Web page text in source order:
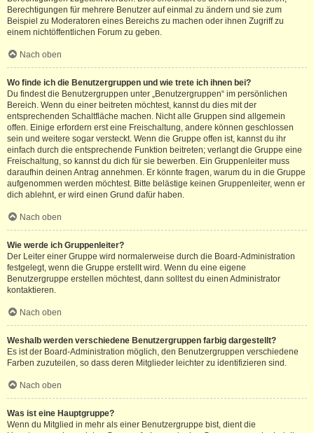
Berechtigungen für mehrere Benutzer auf einmal zu ändern und sie zum
Beispiel zu Moderatoren eines Bereichs zu machen oder ihnen Zugriff zu
einem nichtöffentlichen Forum zu geben.
Nach oben
Wo finde ich die Benutzergruppen und wie trete ich ihnen bei?
Du findest die Benutzergruppen unter „Benutzergruppen“ im persönlichen
Bereich. Wenn du einer beitreten möchtest, kannst du dies mit der
entsprechenden Schaltfläche machen. Nicht alle Gruppen sind allgemein
offen. Einige erfordern erst eine Freischaltung, andere können geschlossen
sein und weitere sogar versteckt. Wenn die Gruppe offen ist, kannst du ihr
einfach durch die entsprechende Funktion beitreten; verlangt die Gruppe eine
Freischaltung, so kannst du dich für sie bewerben. Ein Gruppenleiter muss
daraufhin deinen Antrag annehmen. Er könnte fragen, warum du in die Gruppe
aufgenommen werden möchtest. Bitte belästige keinen Gruppenleiter, wenn er
dich ablehnt, er wird einen Grund dafür haben.
Nach oben
Wie werde ich Gruppenleiter?
Der Leiter einer Gruppe wird normalerweise durch die Board-Administration
festgelegt, wenn die Gruppe erstellt wird. Wenn du eine eigene
Benutzergruppe erstellen möchtest, dann solltest du einen Administrator
kontaktieren.
Nach oben
Weshalb werden verschiedene Benutzergruppen farbig dargestellt?
Es ist der Board-Administration möglich, den Benutzergruppen verschiedene
Farben zuzuteilen, so dass deren Mitglieder leichter zu identifizieren sind.
Nach oben
Was ist eine Hauptgruppe?
Wenn du Mitglied in mehr als einer Benutzergruppe bist, dient die